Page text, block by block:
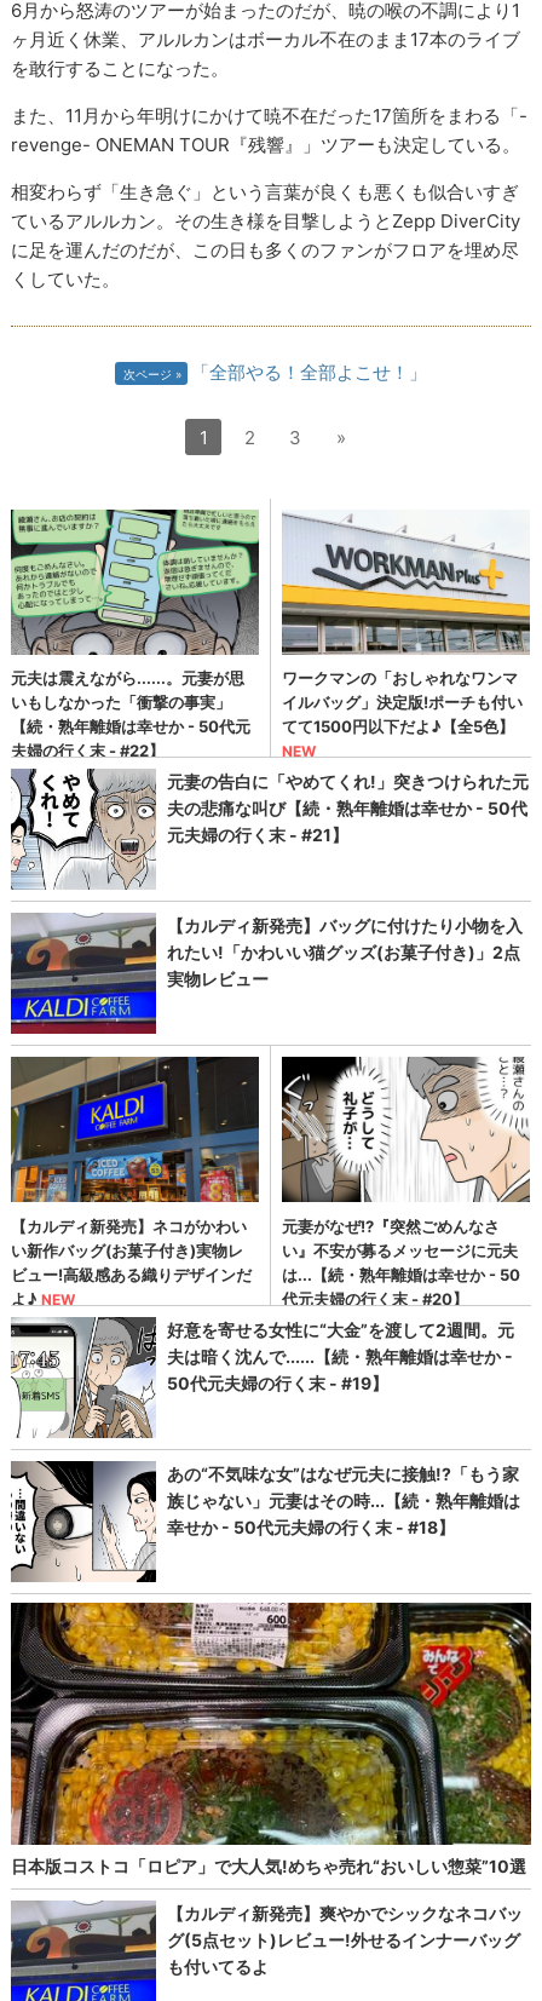
6月から怒涛のツアーが始まったのだが、暁の喉の不調により1
ヶ月近く休業、アルルカンはボーカル不在のまま17本のライブ
を敢行することになった。
また、11月から年明けにかけて暁不在だった17箇所をまわる「-
revenge- ONEMAN TOUR『残響』」ツアーも決定している。
相変わらず「生き急ぐ」という言葉が良くも悪くも似合いすぎ
ているアルルカン。その生き様を目撃しようとZepp DiverCity
に足を運んだのだが、この日も多くのファンがフロアを埋め尽
くしていた。
次ページ 「全部やる！全部よこせ！」
1 2 3 »